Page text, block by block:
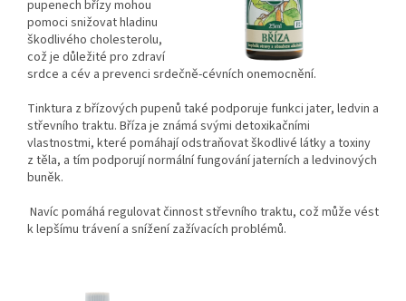
pupenech břízy mohou
pomoci snižovat hladinu
škodlivého cholesterolu,
což je důležité pro zdraví
srdce a cév a prevenci srdečně-cévních onemocnění.
Tinktura z břízových pupenů také podporuje funkci jater, ledvin a
střevního traktu. Bříza je známá svými detoxikačními
vlastnostmi, které pomáhají odstraňovat škodlivé látky a toxiny
z těla, a tím podporují normální fungování jaterních a ledvinových
buněk.
Navíc pomáhá regulovat činnost střevního traktu, což může vést
k lepšímu trávení a snížení zažívacích problémů.